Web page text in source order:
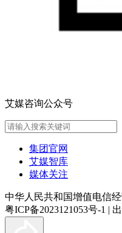
艾媒咨询公众号
集团官网
艾媒智库
媒体关注
中华人民共和国增值电信
粤ICP备2023121053号-1 |